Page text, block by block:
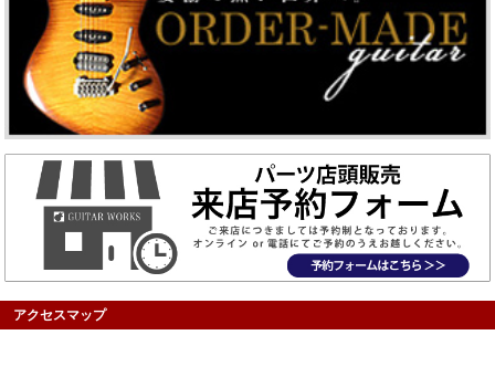
アクセスマップ